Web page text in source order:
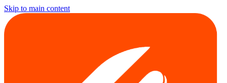
Skip to main content